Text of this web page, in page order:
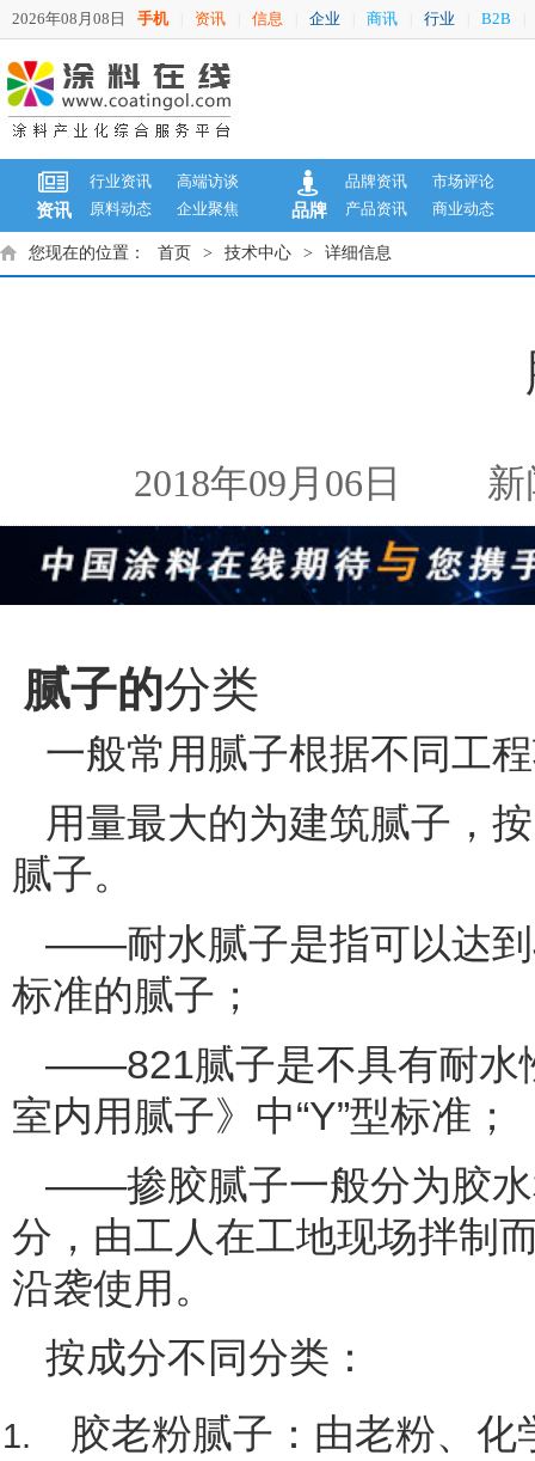
2026年08月08日 手机 资讯 信息 企业 商讯 行业 B2B
资讯
行业资讯
高端访谈
原料动态
企业聚焦 品牌
品牌资讯
市场评论
产品资讯
商业动态
您现在的位置： 首页 > 技术中心 > 详细信息
2018年09月06日 新
腻子的分类
一般常用腻子根据不同工
用量最大的为建筑腻子，
腻子。
——耐水腻子是指可以达到
标准的腻子；
——821腻子是不具有耐水
室内用腻子》中“Y”型标准；
——掺胶腻子一般分为胶水
分，由工人在工地现场拌制
沿袭使用。
按成分不同分类：
胶老粉腻子：由老粉、